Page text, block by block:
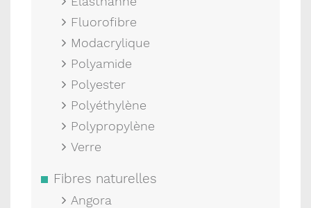
Fluorofibre
Modacrylique
Polyamide
Polyester
Polyéthylène
Polypropylène
Verre
Fibres naturelles
Angora